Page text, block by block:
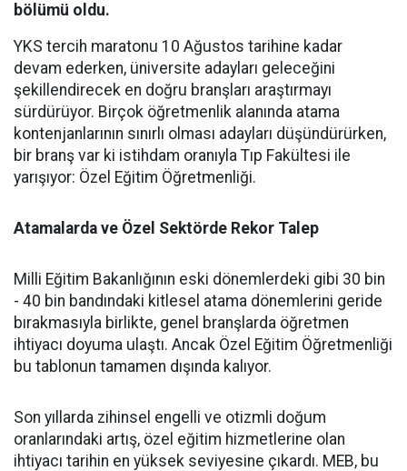
bölümü oldu.
YKS tercih maratonu 10 Ağustos tarihine kadar
devam ederken, üniversite adayları geleceğini
şekillendirecek en doğru branşları araştırmayı
sürdürüyor. Birçok öğretmenlik alanında atama
kontenjanlarının sınırlı olması adayları düşündürürken,
bir branş var ki istihdam oranıyla Tıp Fakültesi ile
yarışıyor: Özel Eğitim Öğretmenliği.
Atamalarda ve Özel Sektörde Rekor Talep
​Milli Eğitim Bakanlığının eski dönemlerdeki gibi 30 bin
- 40 bin bandındaki kitlesel atama dönemlerini geride
bırakmasıyla birlikte, genel branşlarda öğretmen
ihtiyacı doyuma ulaştı. Ancak Özel Eğitim Öğretmenliği
bu tablonun tamamen dışında kalıyor.
​Son yıllarda zihinsel engelli ve otizmli doğum
oranlarındaki artış, özel eğitim hizmetlerine olan
ihtiyacı tarihin en yüksek seviyesine çıkardı. MEB, bu